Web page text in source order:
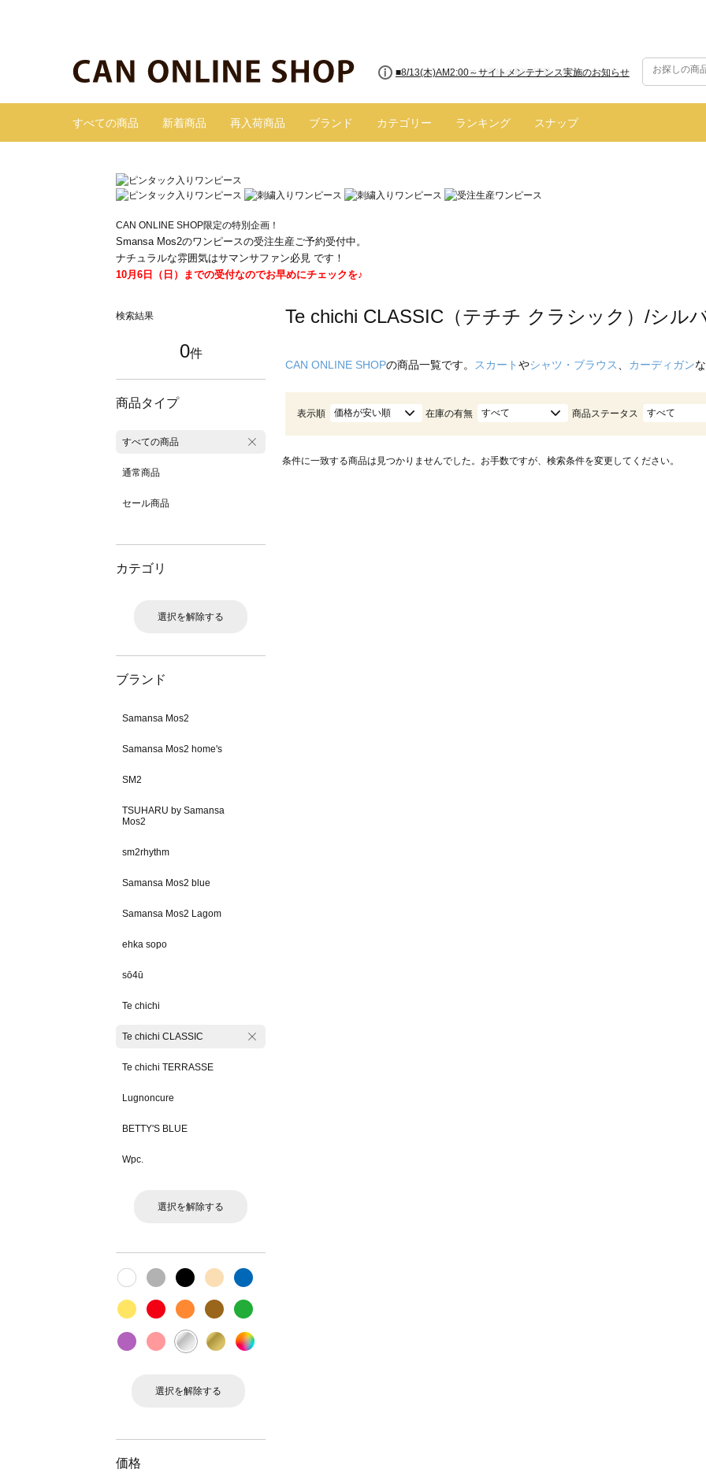
■8/13(木)AM2:00～サイトメンテナンス実施のお知らせ
すべての商品 新着商品 再入荷商品 ブランド カテゴリー ランキング スナップ
CAN ONLINE SHOP限定の特別企画！
Smansa Mos2のワンピースの受注生産ご予約受付中。
ナチュラルな雰囲気はサマンサファン必見 です！
10月6日（日）までの受付なのでお早めにチェックを♪
検索結果
0件
商品タイプ
すべての商品
通常商品
セール商品
カテゴリ
選択を解除する
ブランド
Samansa Mos2
Samansa Mos2 home's
SM2
TSUHARU by Samansa
Mos2
sm2rhythm
Samansa Mos2 blue
Samansa Mos2 Lagom
ehka sopo
sō4ū
Te chichi
Te chichi CLASSIC
Te chichi TERRASSE
Lugnoncure
BETTY'S BLUE
Wpc.
選択を解除する
選択を解除する
価格
Te chichi CLASSIC（テチチ クラシック）/シル
CAN ONLINE SHOPの商品一覧です。 スカートやシャツ・ブラウス カーディガン
表示順 価格が安い順 在庫の有無 すべて 商品ステータス すべて
条件に一致する商品は見つかりませんでした。お手数ですが、検索条件を変更してください。